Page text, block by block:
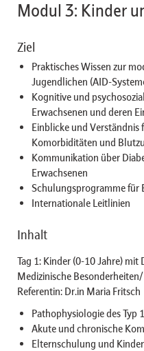
Modul 3: Kinder
Ziel
Praktisches Wissen zur
Jugendlichen (AID-
Kognitive und
Erwachsenen und deren
Einblicke und Verständnis
Komorbiditäten und
Kommunikation über
Erwachsenen
Schulungsprogramme für
Internationale Leitlinien
Inhalt
Tag 1: Kinder (0-10 Jahre) mit
Medizinische
Referentin: Dr.in Maria Fritsch
Pathophysiologie des Typ
Akute und chronische
Elternschulung und